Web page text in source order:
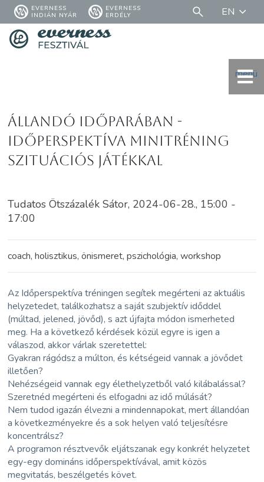
EVERNESS
INDIÁN NYÁR
EVERNESS
ERDÉLY
EN
menü
Állandó időparában -
Időperspektíva minitréning
szituációs játékkal
Tudatos Ötszázalék Sátor, 2024-06-28., 15:00 -
17:00
coach, holisztikus, önismeret, pszichológia, workshop
Az Időperspektíva tréningen segítek megérteni az aktuális
helyzetedet, találkozhatsz a saját szubjektív időddel
(múltad, jelened, jövőd), s azt újfajta módon ismerheted
meg. Ha a következő kérdések közül egyre is igen a
válaszod, akkor várlak szeretettel:
Gyakran rágódsz a múlton, és kétségeid vannak a jövődet
illetően?
Nehézségeid vannak egy élethelyzetből való kilábalással?
Szeretnéd megérteni és elfogadni az idő múlását?
Nem tudod igazán élvezni a mindennapokat, mert állandóan
a következményekre és a sok helyen való teljesítésre
koncentrálsz?
A programon résztvevők eljátszanak egy konkrét helyzetet
egy-egy domináns időperspektívával, amit közös
megvitatás, beszélgetés követ.